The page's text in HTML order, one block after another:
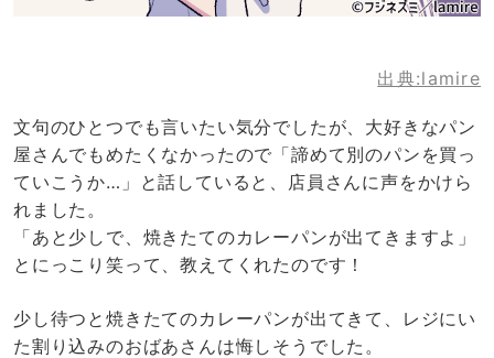
出典:lamire
文句のひとつでも言いたい気分でしたが、大好きなパン
屋さんでもめたくなかったので「諦めて別のパンを買っ
ていこうか…」と話していると、店員さんに声をかけら
れました。
「あと少しで、焼きたてのカレーパンが出てきますよ」
とにっこり笑って、教えてくれたのです！
少し待つと焼きたてのカレーパンが出てきて、レジにい
た割り込みのおばあさんは悔しそうでした。